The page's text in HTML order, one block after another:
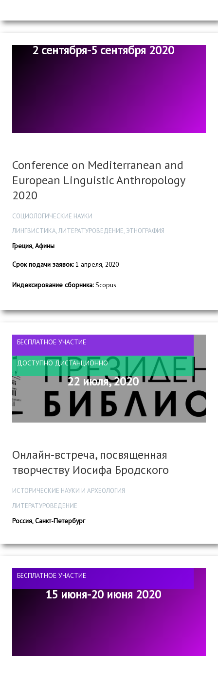
2 сентября-5 сентября 2020
Conference on Mediterranean and
European Linguistic Anthropology
2020
СОЦИОЛОГИЧЕСКИЕ НАУКИ
ЛИНГВИСТИКА, ЛИТЕРАТУРОВЕДЕНИЕ, ЭТНОГРАФИЯ
Греция, Афины
Срок подачи заявок:1 апреля, 2020
Индексирование сборника:Scopus
БЕСПЛАТНОЕ УЧАСТИЕ
ДОСТУПНО ДИСТАНЦИОННО
22 июля, 2020
Онлайн-встреча, посвященная
творчеству Иосифа Бродского
ИСТОРИЧЕСКИЕ НАУКИ И АРХЕОЛОГИЯ
ЛИТЕРАТУРОВЕДЕНИЕ
Россия, Санкт-Петербург
БЕСПЛАТНОЕ УЧАСТИЕ
15 июня-20 июня 2020